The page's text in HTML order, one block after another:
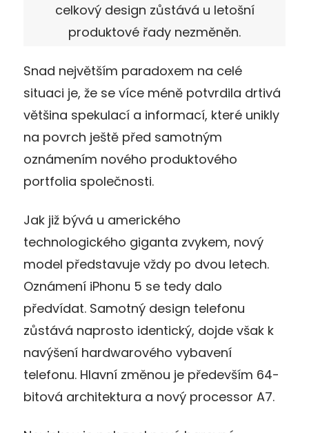
celkový design zůstává u letošní
produktové řady nezměněn.
Snad největším paradoxem na celé
situaci je, že se více méně potvrdila drtivá
většina spekulací a informací, které unikly
na povrch ještě před samotným
oznámením nového produktového
portfolia společnosti.
Jak již bývá u amerického
technologického giganta zvykem, nový
model představuje vždy po dvou letech.
Oznámení iPhonu 5 se tedy dalo
předvídat. Samotný design telefonu
zůstává naprosto identický, dojde však k
navýšení hardwarového vybavení
telefonu. Hlavní změnou je především 64-
bitová architektura a nový processor A7.